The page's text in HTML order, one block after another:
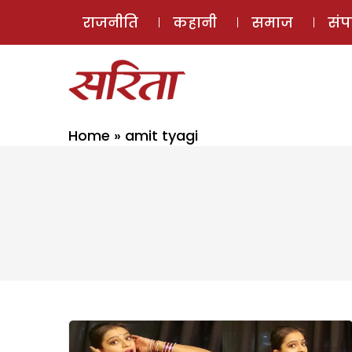
राजनीति कहानी समाज
Home » amit tyagi